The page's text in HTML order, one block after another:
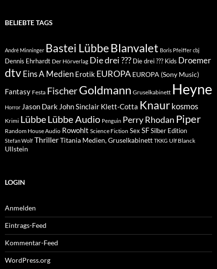
BELIEBTE TAGS
André Minninger Bastei Lübbe Blanvalet Boris Pfeiffer cbj
Dennis Ehrhardt Der Hörverlag Die drei ??? Die drei ??? Kids Droemer
dtvEins A Medien Erotik EUROPA EUROPA (Sony Music)
Fantasy Festa FischerGoldmann Gruselkabinett Heyne
Horror Jason Dark John Sinclair Klett-Cotta Knaur kosmos
Krimi LübbeLübbe Audio Penguin Perry Rhodan Piper
Random House Audio Rowohlt Science Fiction Sex SFSilber Edition
Stefan Wolf ThrillerTitania Medien, Gruselkabinett TKKG Ulf Blanck
Ullstein
LOGIN
Anmelden
Eintrags-Feed
Kommentar-Feed
WordPress.org